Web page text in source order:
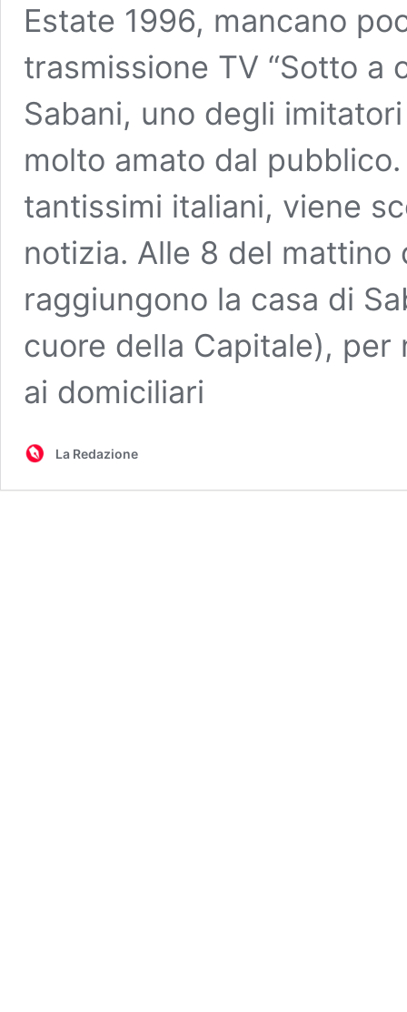
Estate 1996, mancano
trasmissione TV “Sotto a
Sabani, uno degli
molto amato dal
tantissimi italiani, viene
notizia. Alle 8 del mattino
raggiungono la casa di
cuore della Capitale),
ai domiciliari
La Redazione